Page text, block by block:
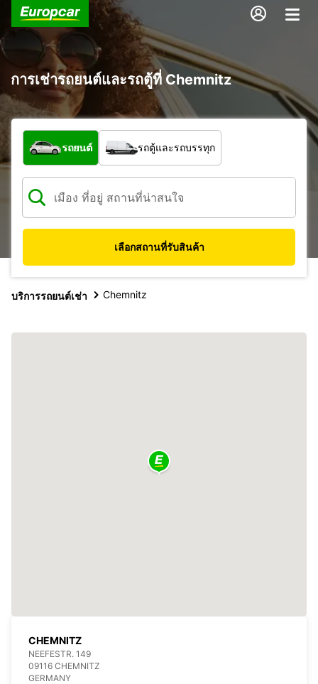
การเช่ารถยนต์และรถตู้ที่ Chemnitz
รถประเภทใด
รถยนต์ รถตู้และรถบรรทุก
เลือกสถานที่รับสินค้า
บริการรถยนต์เช่า Chemnitz
CHEMNITZ
NEEFESTR. 149
09116 CHEMNITZ
GERMANY